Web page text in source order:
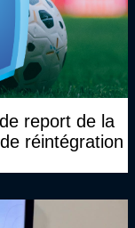
report de la
réintégration